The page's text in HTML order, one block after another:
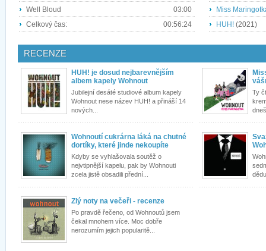
Well Bloud
03:00
Celkový čas:
00:56:24
Miss
HUH! (2021)
RECENZE
HUH! je dosud nejbarevnějším
albem kapely Wohnout
Jubilejní desáté studiové album kapely
Wohnout nese název HUH! a přináší 14
nových...
Ty
Wohnoutí cukrárna láká na chutné
dortíky, které jinde nekoupíte
Kdyby se vyhlašovala soutěž o
nejvtipnější kapelu, pak by Wohnouti
zcela jistě obsadili přední...
Zlý noty na večeři - recenze
Po pravdě řečeno, od Wohnoutů jsem
čekal mnohem více. Moc dobře
nerozumím jejich popularitě...